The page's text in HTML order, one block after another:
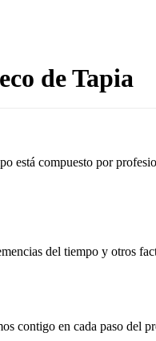
de Tapia
está compuesto por
del tiempo y otros
contigo en cada paso del